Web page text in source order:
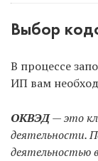
Выбор
В процессе
ИП вам
ОКВЭД— это
деятельности.
деятельностью